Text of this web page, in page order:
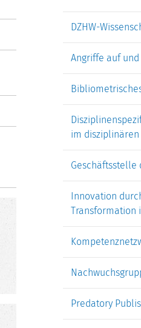
DZHW-
Angriffe auf und
im disziplinären
Geschäftsstelle
Innovation
Transformation
Predatory